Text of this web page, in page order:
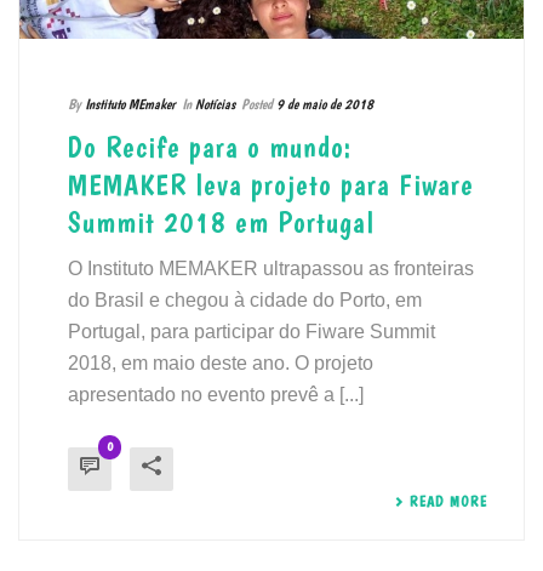
By Instituto MEmaker In Notícias Posted 9 de maio de 2018
Do Recife para o mundo:
MEMAKER leva projeto para Fiware
Summit 2018 em Portugal
O Instituto MEMAKER ultrapassou as fronteiras
do Brasil e chegou à cidade do Porto, em
Portugal, para participar do Fiware Summit
2018, em maio deste ano. O projeto
apresentado no evento prevê a [...]
0
READ MORE